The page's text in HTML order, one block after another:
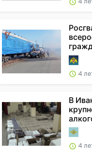
4
В
4